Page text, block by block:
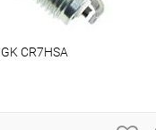
CR7HSA